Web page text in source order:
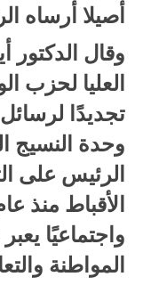
أصيلا أرساه
وقال الدكتور
العليا لحزب
تجديدًا
وحدة النسيج
الرئيس على
واجتماعيًا
المواطنة